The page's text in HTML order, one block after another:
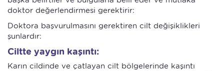
doktor değerlendirmesi gerektirir:
Doktora başvurulmasını gerektiren cilt değişiklikleri
şunlardır:
Ciltte yaygın kaşıntı:
Karın cildinde ve çatlayan cilt bölgelerinde kaşıntı